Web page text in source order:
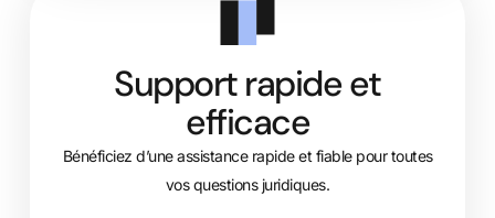
Support rapide et
efficace
Bénéficiez d’une assistance rapide et fiable pour toutes
vos questions juridiques.